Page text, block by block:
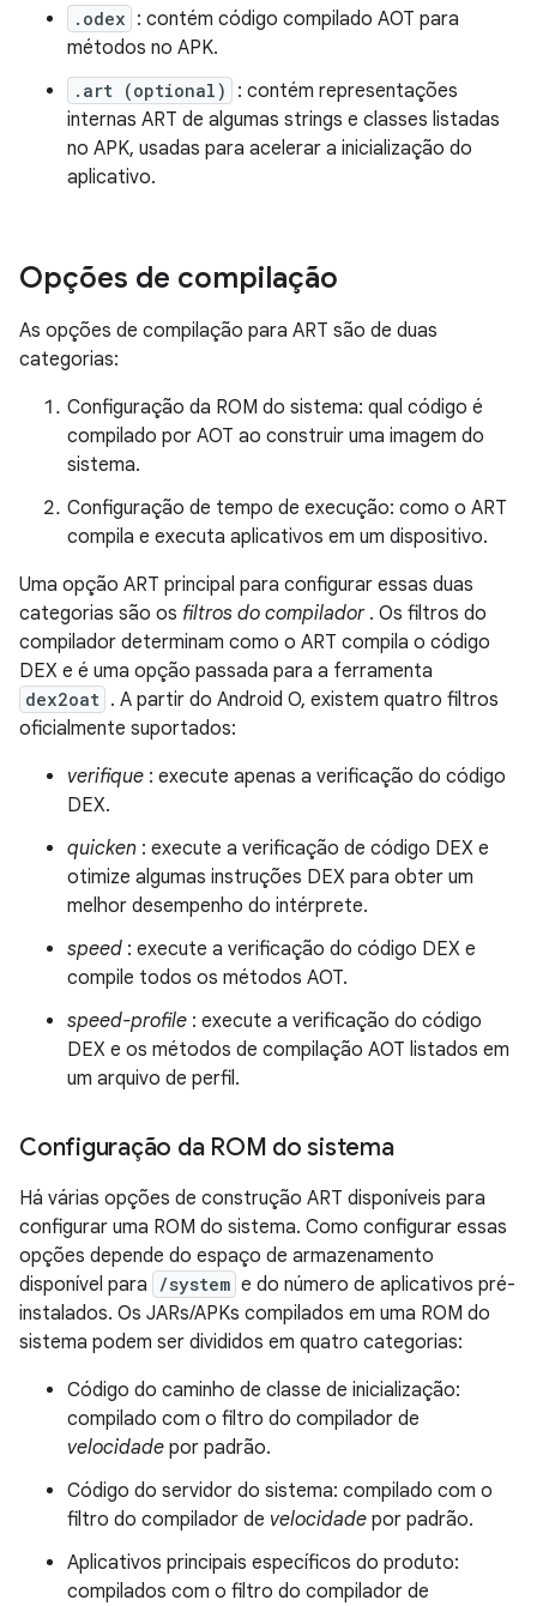
.odex : contém código compilado AOT para
métodos no APK.
.art (optional)
: contém representações
internas ART de algumas strings e classes listadas
no APK, usadas para acelerar a inicialização do
aplicativo.
Opções de compilação
As opções de compilação para ART são de duas
categorias:
Configuração da ROM do sistema: qual código é
compilado por AOT ao construir uma imagem do
sistema.
Configuração de tempo de execução: como o ART
compila e executa aplicativos em um dispositivo.
Uma opção ART principal para configurar essas duas
categorias são os filtros do compilador. Os filtros do
compilador determinam como o ART compila o código
DEX e é uma opção passada para a ferramenta
dex2oat . A partir do Android O, existem quatro filtros
oficialmente suportados:
verifique : execute apenas a verificação do código
DEX.
quicken : execute a verificação de código DEX e
otimize algumas instruções DEX para obter um
melhor desempenho do intérprete.
speed : execute a verificação do código DEX e
compile todos os métodos AOT.
speed-profile : execute a verificação do código
DEX e os métodos de compilação AOT listados em
um arquivo de perfil.
Configuração da ROM do sistema
Há várias opções de construção ART disponíveis para
configurar uma ROM do sistema. Como configurar essas
opções depende do espaço de armazenamento
disponível para
/system e do número de aplicativos pré-
instalados. Os JARs/APKs compilados em uma ROM do
sistema podem ser divididos em quatro categorias:
Código do caminho de classe de inicialização:
compilado com o filtro do compilador de
velocidade por padrão.
Código do servidor do sistema: compilado com o
filtro do compilador de velocidade por padrão.
Aplicativos principais específicos do produto:
compilados com o filtro do compilador de